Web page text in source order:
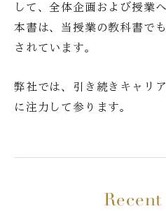
して、全体企画および授業
本書は、当授業の教科書で
されています。
弊社では、引き続きキャリ
に注力して参ります。
Recent